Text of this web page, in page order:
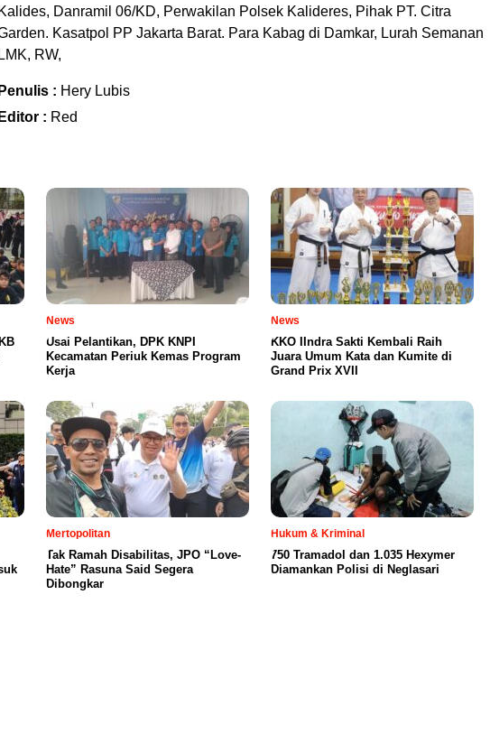
Kalides, Danramil 06/KD, Perwakilan Polsek Kalideres, Pihak PT. Citra
Kasatpol PP Jakarta Barat. Para Kabag di Damkar, Lurah Semanan
LMK, RW,
Penulis : Hery Lubis
Editor : Red
News
Usai Pelantikan, DPK KNPI
Kecamatan Periuk Kemas Program
Kerja
News
KKO IIndra Sakti Kembali Raih
Juara Umum Kata dan Kumite di
Grand Prix XVII
Mertopolitan
Tak Ramah Disabilitas, JPO “Love-
Hate” Rasuna Said Segera
Dibongkar
Hukum & Kriminal
750 Tramadol dan 1.035 Hexymer
Diamankan Polisi di Neglasari